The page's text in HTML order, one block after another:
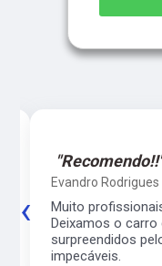
Evandro Rodrigues
Muito
Deixamos o
surpreendidos
impecáveis.
‹